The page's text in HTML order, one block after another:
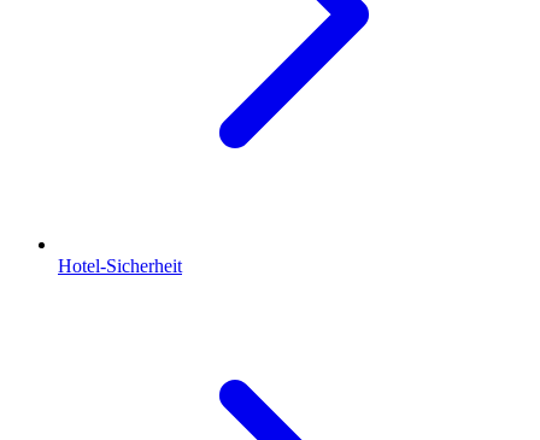
Hotel-Sicherheit